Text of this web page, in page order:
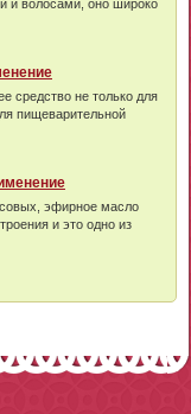
и волосами, оно широко
средство не только для
пищеварительной
эфирное масло
и это одно из